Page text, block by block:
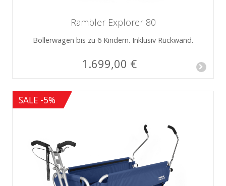
Rambler Explorer 80
Bollerwagen bis zu 6 Kindern. Inklusiv Rückwand.
1.699,00 €
SALE -5%